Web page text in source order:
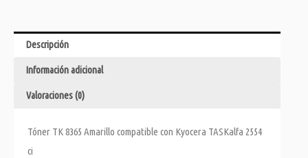
Descripción
Información adicional
Valoraciones (0)
Tóner TK 8365 Amarillo compatible con Kyocera TASKalfa 2554
ci